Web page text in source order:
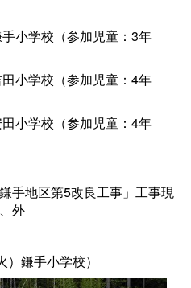
小学校（参加児童：3年
小学校（参加児童：4年
小学校（参加児童：4年
手地区第5改良工事」工事現
外
）鎌手小学校）